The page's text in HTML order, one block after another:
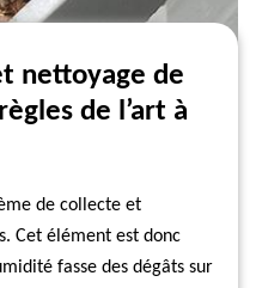
nettoyage de
de l’art à
de collecte et
Cet élément est donc
fasse des dégâts sur